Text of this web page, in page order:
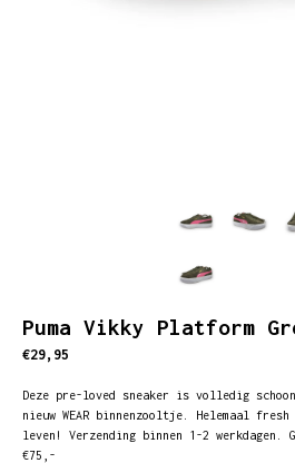
Puma Vikky Platform
€29,95
Deze pre-loved sneaker is volledig
nieuw WEAR binnenzooltje. Helemaal
leven! Verzending binnen 1-2 werkdagen.
€75,-